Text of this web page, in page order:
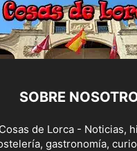
SOBRE
de Lorca - Noticias,
gastronomía,